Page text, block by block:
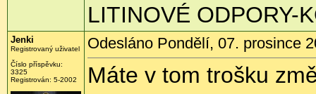
LITINOVÉ ODPORY-
Jenki
Registrovaný uživatel
Číslo příspěvku:
3325
Registrován: 5-2002
Odesláno Pondělí, 07. prosince
Máte v tom trošku